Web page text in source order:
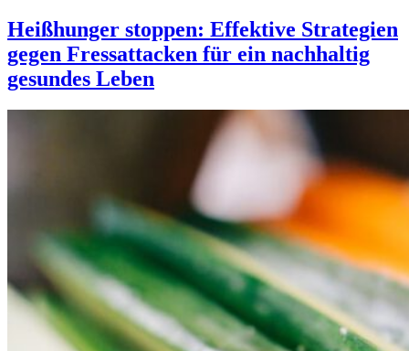
Heißhunger stoppen: Effektive Strategien
gegen Fressattacken für ein nachhaltig
gesundes Leben